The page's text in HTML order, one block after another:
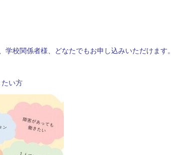
校関係者様、どなたでもお申し込みいただけます。
い方